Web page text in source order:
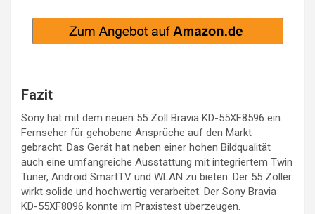
Fazit
Sony hat mit dem neuen 55 Zoll Bravia KD-55XF8596 ein
Fernseher für gehobene Ansprüche auf den Markt
gebracht. Das Gerät hat neben einer hohen Bildqualität
auch eine umfangreiche Ausstattung mit integriertem Twin
Tuner, Android SmartTV und WLAN zu bieten. Der 55 Zöller
wirkt solide und hochwertig verarbeitet. Der Sony Bravia
KD-55XF8096 konnte im Praxistest überzeugen.